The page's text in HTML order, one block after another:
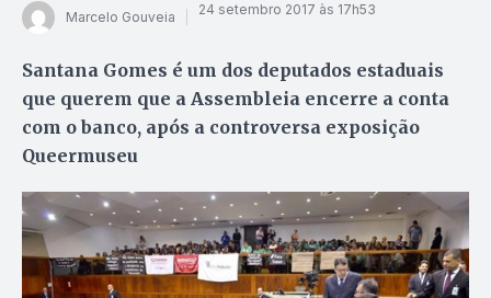
Marcelo Gouveia 24 setembro 2017 às 17h53
Santana Gomes é um dos deputados estaduais
que querem que a Assembleia encerre a conta
com o banco, após a controversa exposição
Queermuseu